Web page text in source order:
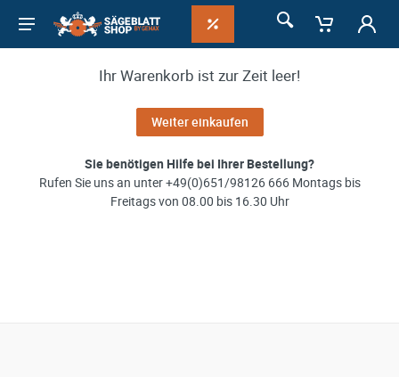
Ihr Warenkorb ist zur Zeit leer!
Weiter einkaufen
Sie benötigen Hilfe bei Ihrer Bestellung?
Rufen Sie uns an unter +49(0)651/98126 666 Montags bis
Freitags von 08.00 bis 16.30 Uhr